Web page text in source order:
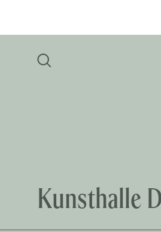
Kunsthalle